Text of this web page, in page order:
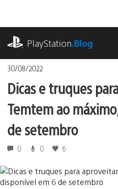
o
conteúdo
PlayStation.Blog
30/08/2022
Dicas e truques
Temtem ao
de setembro
0 0 6